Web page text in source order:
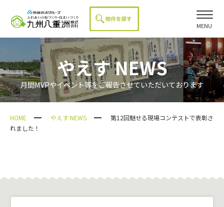
MENU
やえす NEWS
月間MVPやイベント等をご報告させていただいております
HOME やえす NEWS
第12回魅せる現場コンテストで表彰さ
れました！